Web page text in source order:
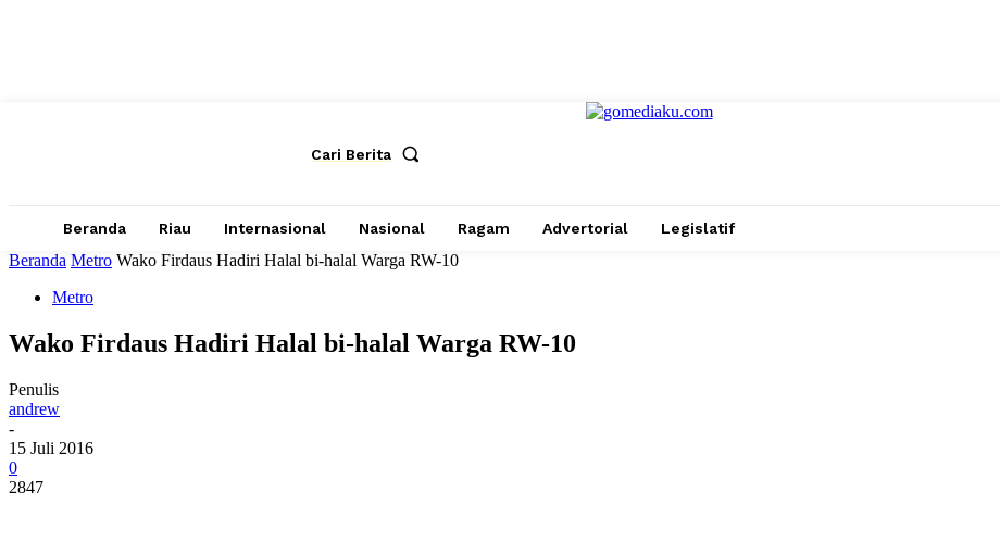
Cari Berita
Beranda Riau Internasional Nasional Ragam Advertorial Legislatif
Beranda Metro Wako Firdaus Hadiri Halal bi-halal Warga RW-10
Metro
Wako Firdaus Hadiri Halal bi-halal Warga RW-10
Penulis
andrew
-
15 Juli 2016
0
2847